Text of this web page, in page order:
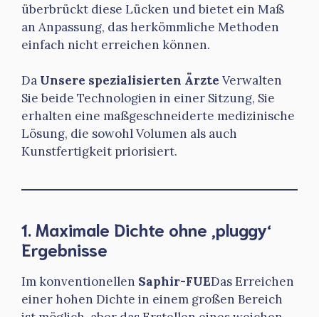
überbrückt diese Lücken und bietet ein Maß
an Anpassung, das herkömmliche Methoden
einfach nicht erreichen können.
Da Unsere spezialisierten Ärzte Verwalten
Sie beide Technologien in einer Sitzung, Sie
erhalten eine maßgeschneiderte medizinische
Lösung, die sowohl Volumen als auch
Kunstfertigkeit priorisiert.
1. Maximale Dichte ohne ‚pluggy‘
Ergebnisse
Im konventionellen Saphir-FUEDas Erreichen
einer hohen Dichte in einem großen Bereich